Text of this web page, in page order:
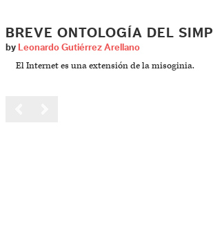
BREVE ONTOLOGÍA DEL SIMP
by Leonardo Gutiérrez Arellano
El Internet es una extensión de la misoginia.